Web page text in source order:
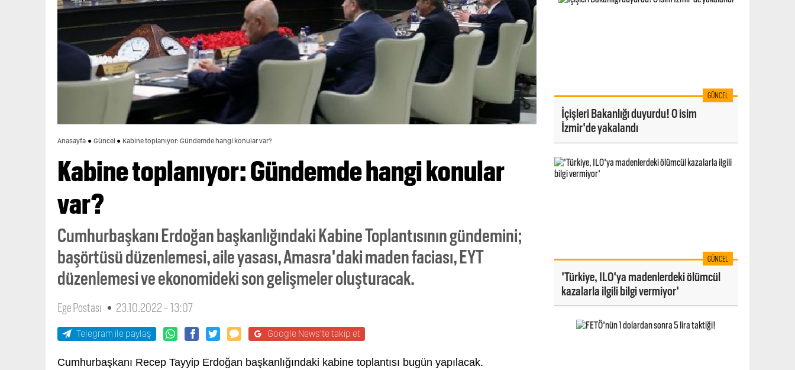
Anasayfa Güncel Kabine toplanıyor: Gündemde hangi konular var?
Kabine toplanıyor: Gündemde hangi konular
var?
Cumhurbaşkanı Erdoğan başkanlığındaki Kabine Toplantısının gündemini;
başörtüsü düzenlemesi, aile yasası, Amasra'daki maden faciası, EYT
düzenlemesi ve ekonomideki son gelişmeler oluşturacak.
Ege Postası 23.10.2022 - 13:07
Telegram ile paylaş Google News'te takip et
Cumhurbaşkanı Recep Tayyip Erdoğan başkanlığındaki kabine toplantısı bugün yapılacak.
GÜNCEL
İçişleri Bakanlığı duyurdu! O isim
İzmir'de yakalandı
GÜNCEL
'Türkiye, ILO'ya madenlerdeki ölümcül
kazalarla ilgili bilgi vermiyor'